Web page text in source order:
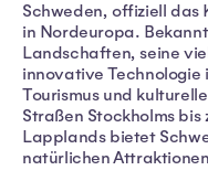
Schweden, offiziell das
in Nordeuropa.
Landschaften, seine
innovative Technologie
Tourismus und
Straßen Stockholms
Lapplands bietet
natürlichen